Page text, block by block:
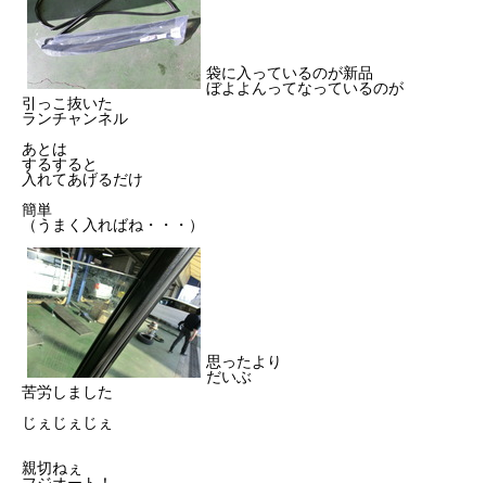
袋に入っているのが新品
ぼよよんってなっているのが
引っこ抜いた
ランチャンネル
あとは
するすると
入れてあげるだけ
簡単
（うまく入ればね・・・）
思ったより
だいぶ
苦労しました
じぇじぇじぇ
親切ねぇ